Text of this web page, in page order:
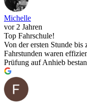
Michelle
vor 2 Jahren
Top Fahrschule!
Von der ersten Stunde
Fahrstunden waren
Prüfung auf Anhieb